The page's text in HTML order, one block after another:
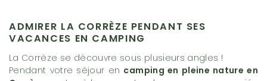
ADMIRER LA CORRÈZE PENDANT SES
VACANCES EN CAMPING
La Corrèze se découvre sous plusieurs angles !
Pendant votre séjour en camping en pleine nature en